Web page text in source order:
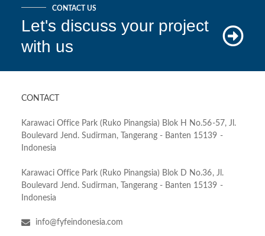
CONTACT US
Let's discuss your project
with us
CONTACT
Karawaci Office Park (Ruko Pinangsia) Blok H No.56-57, Jl.
Boulevard Jend. Sudirman, Tangerang - Banten 15139 -
Indonesia
Karawaci Office Park (Ruko Pinangsia) Blok D No.36, Jl.
Boulevard Jend. Sudirman, Tangerang - Banten 15139 -
Indonesia
info@fyfeindonesia.com